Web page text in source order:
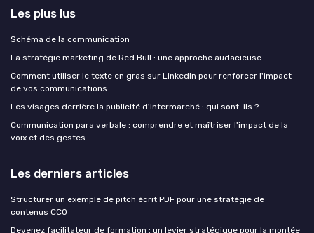
Les plus lus
Schéma de la communication
La stratégie marketing de Red Bull : une approche audacieuse
Comment utiliser le texte en gras sur LinkedIn pour renforcer l'impact
de vos communications
Les visages derrière la publicité d'Intermarché : qui sont-ils ?
Communication para verbale : comprendre et maîtriser l'impact de la
voix et des gestes
Les derniers articles
Structurer un exemple de pitch écrit PDF pour une stratégie de
contenus CCO
Devenez facilitateur de formation : un levier stratégique pour la montée